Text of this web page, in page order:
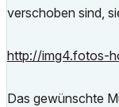
verschoben sind,
http://img4.fotos-
Das gewünschte